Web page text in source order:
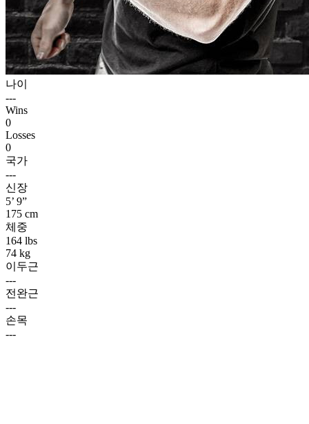
나이
---
Wins
0
Losses
0
국가
---
신장
5’ 9”
175 cm
체중
164 lbs
74 kg
이두근
---
전완근
---
손목
---